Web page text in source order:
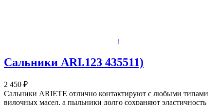
i
Сальники ARI.123 435511)
2 450 ₽
Сальники ARIETE отлично контактируют с любыми типами
вилочных масел, а пыльники долго сохраняют эластичность